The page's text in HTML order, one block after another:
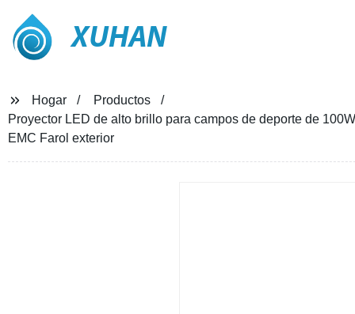
XUHAN
Hogar
Productos
Proyector LED de alto brillo para campos de deporte de
EMC Farol exterior